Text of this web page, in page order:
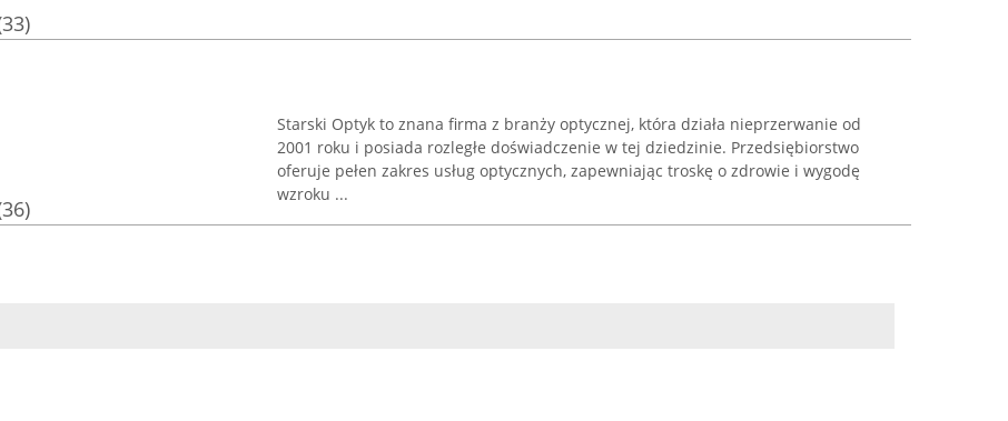
Starski Optyk to znana firma z branży optycznej, która działa nieprzerwanie od
2001 roku i posiada rozległe doświadczenie w tej dziedzinie. Przedsiębiorstwo
oferuje pełen zakres usług optycznych, zapewniając troskę o zdrowie i wygodę
wzroku ...